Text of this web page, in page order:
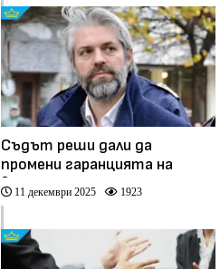
Съдът реши дали да
промени гаранцията на
варненския кмет Благомир
Коцев
11 декември 2025 1923